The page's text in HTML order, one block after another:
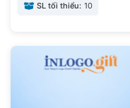
SL tối thiểu: 10